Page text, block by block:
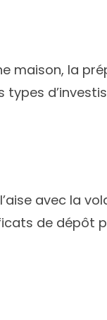
maison, la
types
avec la
de dépôt